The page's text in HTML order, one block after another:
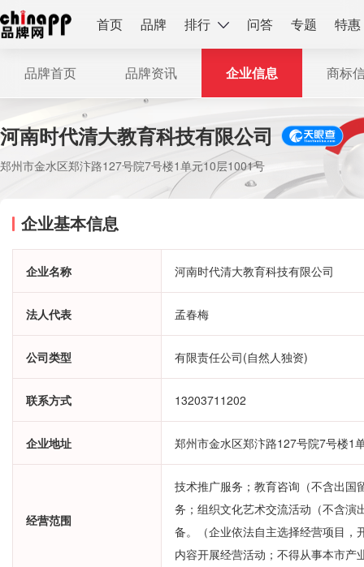
首页 品牌 排行 问答 专题 特惠
品牌首页 品牌资讯 企业信息 商标
河南时代清大教育科技有限公司
郑州市金水区郑汴路127号院7号楼1单元10层1001号
企业基本信息
企业名称 河南时代清大教育科技有限公司
法人代表 孟春梅
公司类型 有限责任公司(自然人独资)
联系方式 13203711202
企业地址 郑州市金水区郑汴路127号院7号楼1
经营范围
技术推广服务；教育咨询（不含出国
务；组织文化艺术交流活动（不含演
备。（企业依法自主选择经营项目，
内容开展经营活动；不得从事本市